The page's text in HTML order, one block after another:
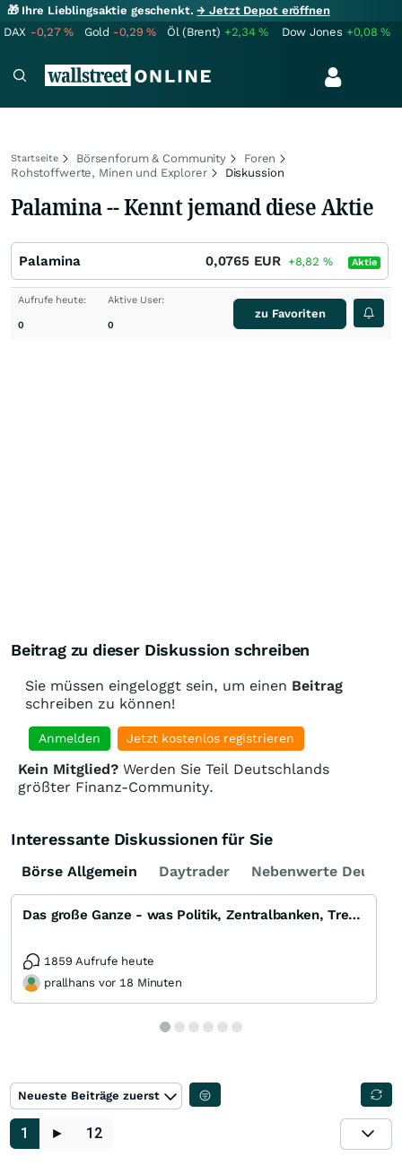
🎁 Ihre Lieblingsaktie geschenkt.→ Jetzt Depot eröffnen
DAX -0,27% Gold -0,29% Öl (Brent) +2,34% Dow Jones +0,08%
Startseite Börsenforum & Community
Foren
Rohstoffwerte, Minen und Explorer
Diskussion
Palamina -- Kennt jemand diese Aktie
Palamina 0,0765 EUR +8,82 % Aktie
Aufrufe heute:
0
Aktive User:
0
zu Favoriten
Beitrag zu dieser Diskussion schreiben
Sie müssen eingeloggt sein, um einen Beitrag
schreiben zu können!
Anmelden Jetzt kostenlos registrieren
Kein Mitglied? Werden Sie Teil Deutschlands
größter Finanz-Community.
Interessante Diskussionen für Sie
Börse Allgemein Daytrader Nebenwerte
Das große Ganze - was Politik, Zentralbanken, Trends, Medien und Gesellschaft mit Aktien, Rohstoffen
1859 Aufrufe heute
prallhans vor 18 Minuten
Neueste Beiträge zuerst
1 ► 12